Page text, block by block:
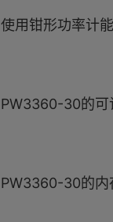
使用钳形功率计
PW3360-30的可
PW3360-30的内